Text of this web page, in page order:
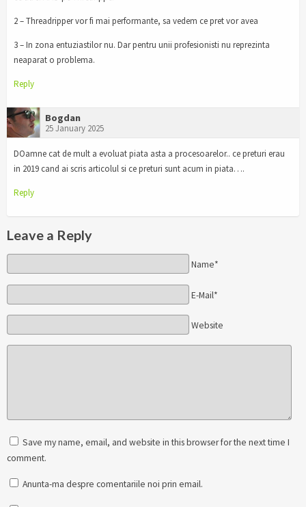
2 – Threadripper vor fi mai performante, sa vedem ce pret vor avea
3 – In zona entuziastilor nu. Dar pentru unii profesionisti nu reprezinta
neaparat o problema.
Reply
Bogdan
25 January 2025
DOamne cat de mult a evoluat piata asta a procesoarelor.. ce preturi erau
in 2019 cand ai scris articolul si ce preturi sunt acum in piata….
Reply
Leave a Reply
Name*
E-Mail*
Website
Save my name, email, and website in this browser for the next time I
comment.
Anunta-ma despre comentariile noi prin email.